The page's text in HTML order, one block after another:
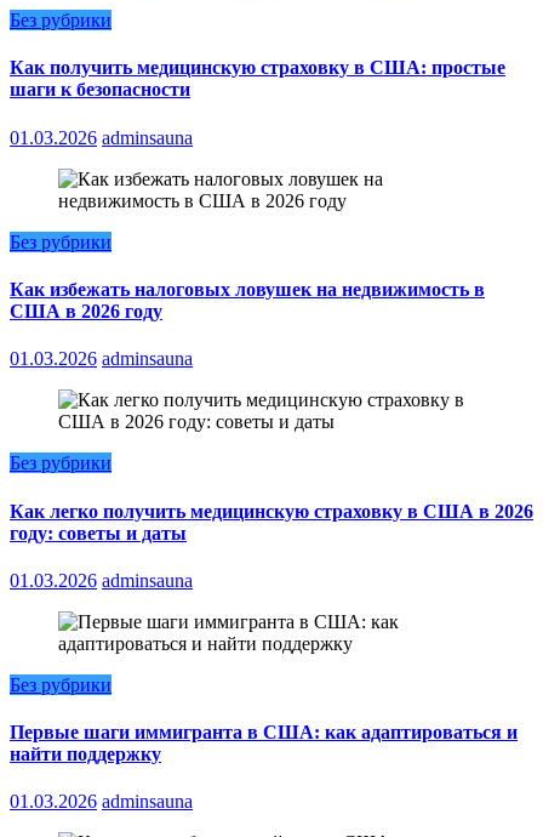
Без рубрики
Как получить медицинскую страховку в США: простые
шаги к безопасности
01.03.2026 adminsauna
Без рубрики
Как избежать налоговых ловушек на недвижимость в
США в 2026 году
01.03.2026 adminsauna
Без рубрики
Как легко получить медицинскую страховку в США в 2026
году: советы и даты
01.03.2026 adminsauna
Без рубрики
Первые шаги иммигранта в США: как адаптироваться и
найти поддержку
01.03.2026 adminsauna